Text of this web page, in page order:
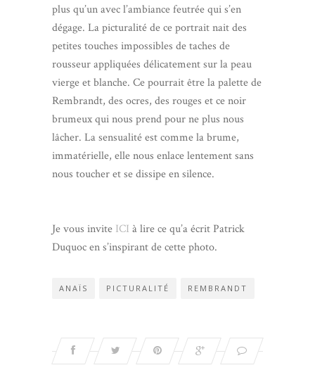
plus qu’un avec l’ambiance feutrée qui s’en
dégage. La picturalité de ce portrait nait des
petites touches impossibles de taches de
rousseur appliquées délicatement sur la peau
vierge et blanche. Ce pourrait être la palette de
Rembrandt, des ocres, des rouges et ce noir
brumeux qui nous prend pour ne plus nous
lâcher. La sensualité est comme la brume,
immatérielle, elle nous enlace lentement sans
nous toucher et se dissipe en silence.
Je vous invite ICI à lire ce qu’a écrit Patrick
Duquoc en s’inspirant de cette photo.
ANAÏS PICTURALITÉ REMBRANDT